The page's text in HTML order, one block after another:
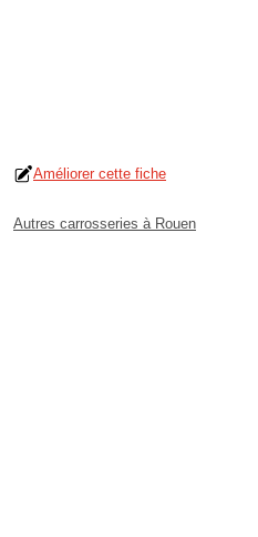
Améliorer cette fiche
Autres carrosseries à Rouen